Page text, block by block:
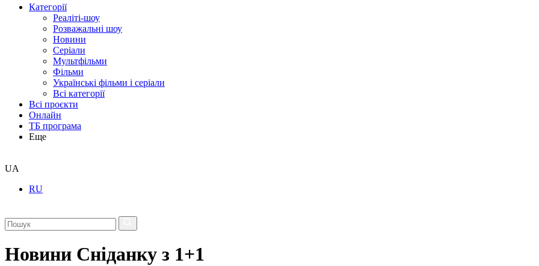
Категорії
Реаліті-шоу
Розважальні шоу
Новини
Серіали
Мультфільми
Фільми
Українські фільми і серіали
Всі категорії
Всі проєкти
Онлайн
ТБ програма
Еще
UA
RU
Новини Сніданку з 1+1